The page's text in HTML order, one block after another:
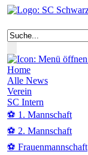
Home
Alle News
Verein
SC Intern
⚽ 1. Mannschaft
⚽ 2. Mannschaft
⚽ Frauenmannschaft